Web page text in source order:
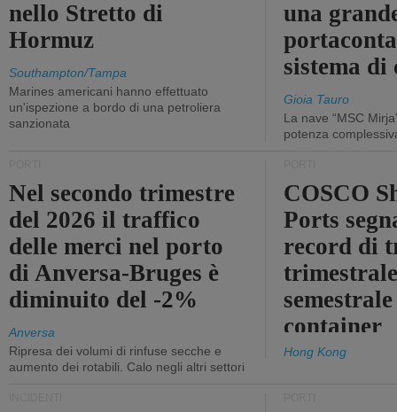
nello Stretto di
Hormuz
Southampton/Tampa
Marines americani hanno effettuato
un'ispezione a bordo di una petroliera
sanzionata
una
sistema
Gioia Tauro
La nave “MSC
potenza
Nel secondo trimestre
del 2026 il traffico
delle merci nel porto
di Anversa-Bruges è
diminuito del -2%
Anversa
Ripresa dei volumi di rinfuse secche e
aumento dei rotabili. Calo negli altri settori
COSCO
Ports
record di
container
Hong Kong